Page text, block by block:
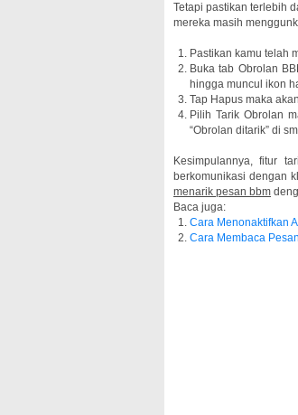
Tetapi pastikan terlebih
mereka masih
Pastikan kamu telah
Buka tab Obrolan
hingga muncul ikon
Tap Hapus maka
Pilih Tarik Obrolan
“Obrolan ditarik” di
Kesimpulannya, fitur
berkomunikasi dengan
menarik pesan bbm
Baca juga:
Cara Menonaktifkan
Cara Membaca